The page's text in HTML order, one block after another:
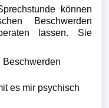
können
Beschwerden
lassen. Sie
es mir psychisch